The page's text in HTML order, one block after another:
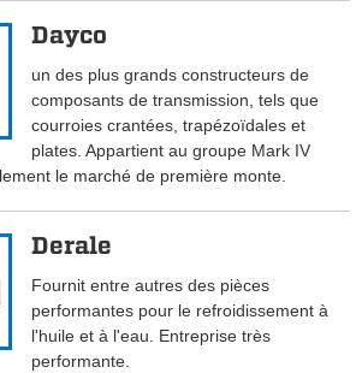
Dayco
un des plus grands constructeurs de
composants de transmission, tels que
courroies crantées, trapézoïdales et
plates. Appartient au groupe Mark IV
le marché de première monte.
Derale
Fournit entre autres des pièces
performantes pour le refroidissement à
l'huile et à l'eau. Entreprise très
performante.